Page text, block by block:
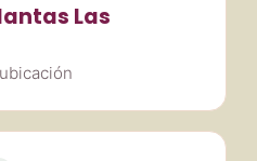
Las